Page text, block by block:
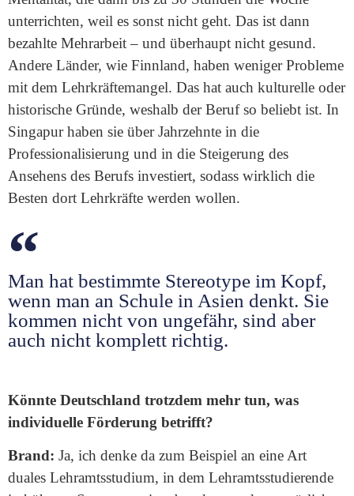
unterrichten, weil es sonst nicht geht. Das ist dann
bezahlte Mehrarbeit – und überhaupt nicht gesund.
Andere Länder, wie Finnland, haben weniger Probleme
mit dem Lehrkräftemangel. Das hat auch kulturelle oder
historische Gründe, weshalb der Beruf so beliebt ist. In
Singapur haben sie über Jahrzehnte in die
Professionalisierung und in die Steigerung des
Ansehens des Berufs investiert, sodass wirklich die
Besten dort Lehrkräfte werden wollen.
Man hat bestimmte Stereotype im Kopf,
wenn man an Schule in Asien denkt. Sie
kommen nicht von ungefähr, sind aber
auch nicht komplett richtig.
Könnte Deutschland trotzdem mehr tun, was
individuelle Förderung betrifft?
Brand: Ja, ich denke da zum Beispiel an eine Art
duales Lehramtsstudium, in dem Lehramtsstudierende